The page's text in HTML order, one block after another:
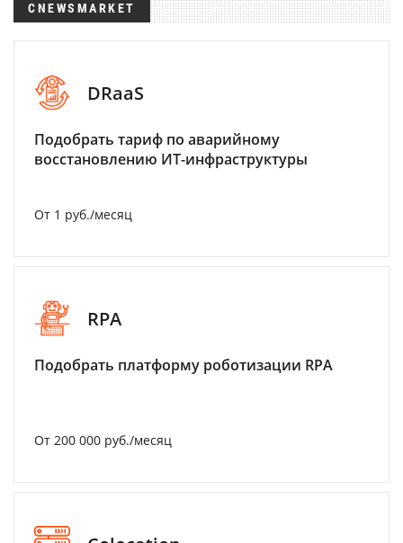
CNEWSMARKET
DRaaS
Подобрать тариф по аварийному
восстановлению ИТ-инфраструктуры
От 1 руб./месяц
RPA
Подобрать платформу роботизации RPA
От 200 000 руб./месяц